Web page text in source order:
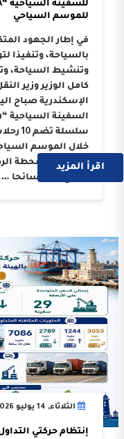
للموسم السياحي
في إطار الجهود
بالسياحة، وتنفيذا
وتنشيط السياحة،
كامل الوزير وزير
سلسلة
خلال الموسم
اقرأ المزيد
الثلاثاء, 14 يوليو 2026
إنتظام حركتي